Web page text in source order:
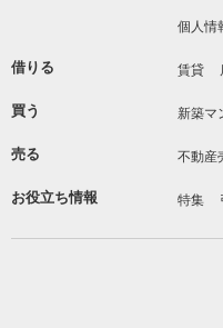
個人情
借りる 賃貸
買う 新築マ
売る 不動産
お役立ち情報 特集